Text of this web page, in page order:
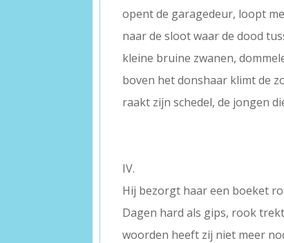
opent de garagedeur, loopt
naar de sloot waar de dood
kleine bruine zwanen,
boven het donshaar klimt de
raakt zijn schedel, de jongen
IV.
Hij bezorgt haar een boeket
Dagen hard als gips, rook
woorden heeft zij niet meer